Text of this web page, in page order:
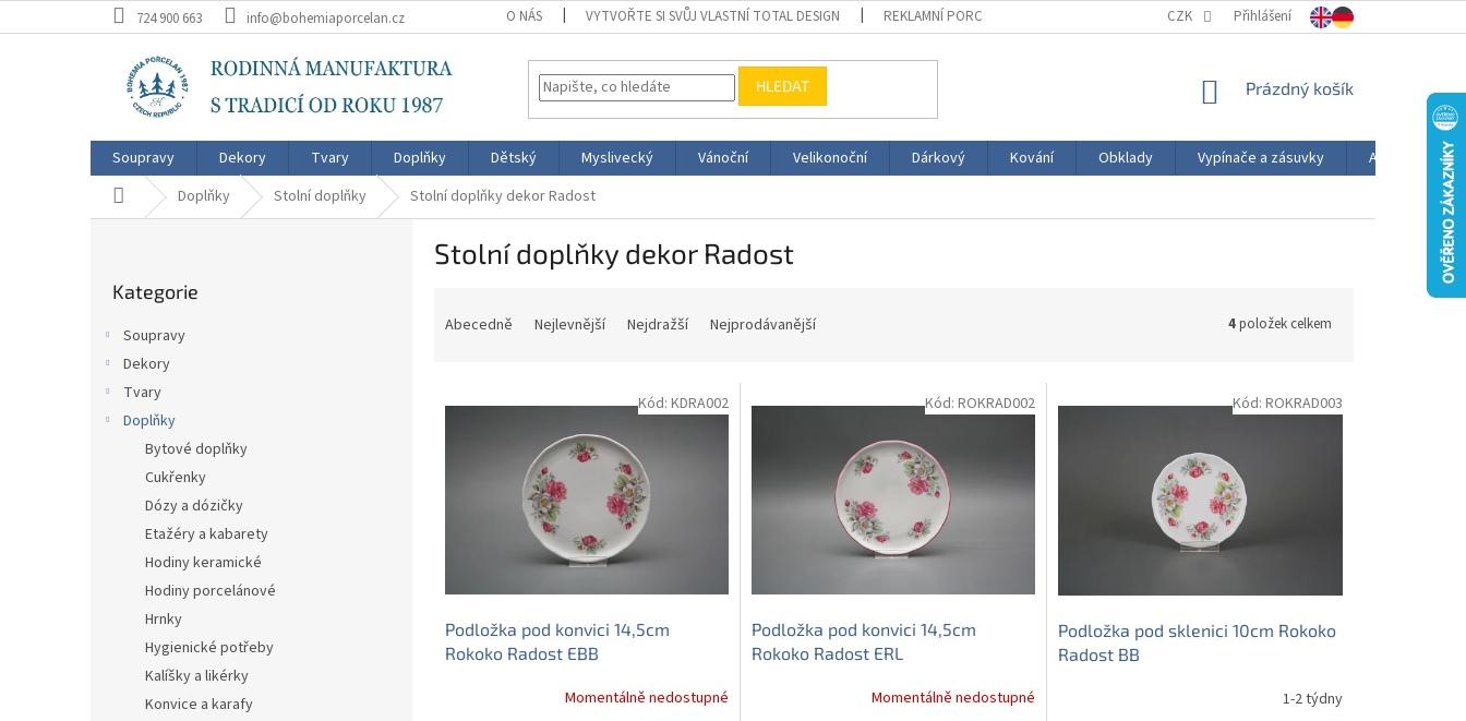
na
724 900 663 info@bohemiaporcelan.cz O NÁS VYTVOŘTE SI SVŮJ VLASTNÍ TOTAL DESIGN REKLAMNÍ PORCELÁN OD A DO Z HODNOCENÍ OBCHODU VÝROBA PORCELÁNU
CZK Přihlášení
HLEDAT
NÁKUPNÍ
Prázdný košík
Soupravy Dekory Tvary Doplňky Dětský Myslivecký Vánoční Velikonoční Dárkový Kování Obklady Vypínače a zásuvky
AKČNÍ ZBOŽÍ
Domů Doplňky Stolní doplňky Stolní doplňky dekor Radost
kategorie
Kategorie
Soupravy
Dekory
Tvary
Doplňky
Bytové doplňky
Cukřenky
Dózy a dózičky
Etažéry a kabarety
Hodiny keramické
Hodiny porcelánové
Hrnky
Hygienické potřeby
Kalíšky a likérky
Konvice a karafy
Stolní doplňky dekor Radost
Abecedně Nejlevnější Nejdražší Nejprodávanější 4položek celkem
Podložka pod konvici 14,5cm
Rokoko Radost EBB
Momentálně nedostupné
Kód: KDRA002
Podložka pod konvici 14,5cm
Rokoko Radost ERL
Momentálně nedostupné
Kód: ROKRAD002
Podložka pod sklenici 10cm Rokoko
Radost BB
1-2 týdny
Kód: ROKRAD003